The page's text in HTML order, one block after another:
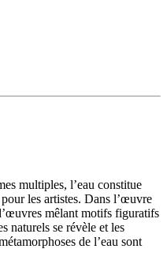
multiples, l’eau constitue
les artistes. Dans l’œuvre
mêlant motifs figuratifs
naturels se révèle et les
de l’eau sont